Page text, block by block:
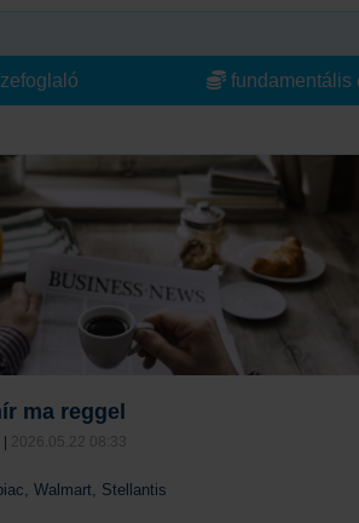
fundamentális
ma reggel
2026.05.22 08:33
Walmart, Stellantis